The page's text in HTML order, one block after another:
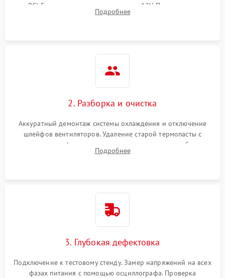
PCI-E и дополнительных разъемах 12V. Проверка на
короткое замыкание основных дросселей питания GPU и
Подробнее
2. Разборка и очистка
Аккуратный демонтаж системы охлаждения и отключение
шлейфов вентиляторов. Удаление старой термопасты с
кристалла графического чипа и термопрокладок с банок
памяти и зоны VRM. Очистка платы от пыли и окислов.
Подробнее
3. Глубокая дефектовка
Подключение к тестовому стенду. Замер напряжений на всех
фазах питания с помощью осциллографа. Проверка